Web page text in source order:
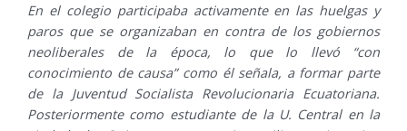
En el colegio participaba activamente en las huelgas y
paros que se organizaban en contra de los gobiernos
neoliberales de la época, lo que lo llevó “con
conocimiento de causa” como él señala, a formar parte
de la Juventud Socialista Revolucionaria Ecuatoriana.
Posteriormente como estudiante de la U. Central en la